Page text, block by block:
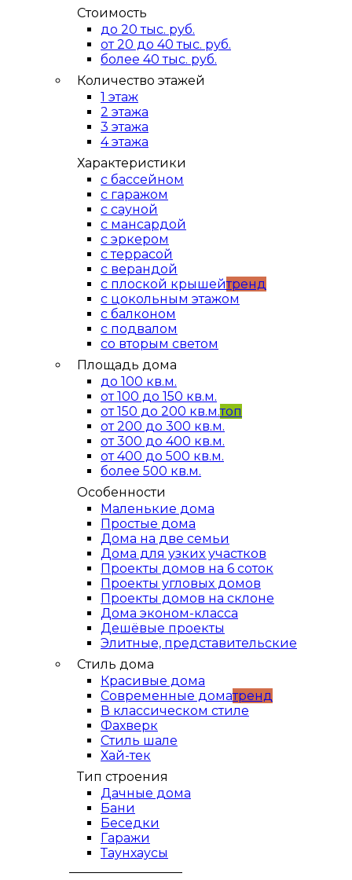
Стоимость
до 20 тыс. руб.
от 20 до 40 тыс. руб.
более 40 тыс. руб.
Количество этажей
1 этаж
2 этажа
3 этажа
4 этажа
Характеристики
с бассейном
с гаражом
с сауной
с мансардой
с эркером
с террасой
с верандой
с плоской крышейтренд
с цокольным этажом
с балконом
с подвалом
со вторым светом
Площадь дома
до 100 кв.м.
от 100 до 150 кв.м.
от 150 до 200 кв.м.топ
от 200 до 300 кв.м.
от 300 до 400 кв.м.
от 400 до 500 кв.м.
более 500 кв.м.
Особенности
Маленькие дома
Простые дома
Дома на две семьи
Дома для узких участков
Проекты домов на 6 соток
Проекты угловых домов
Проекты домов на склоне
Дома эконом-класса
Дешёвые проекты
Элитные, представительские
Стиль дома
Красивые дома
Современные доматренд
В классическом стиле
Фахверк
Стиль шале
Хай-тек
Тип строения
Дачные дома
Бани
Беседки
Гаражи
Таунхаусы